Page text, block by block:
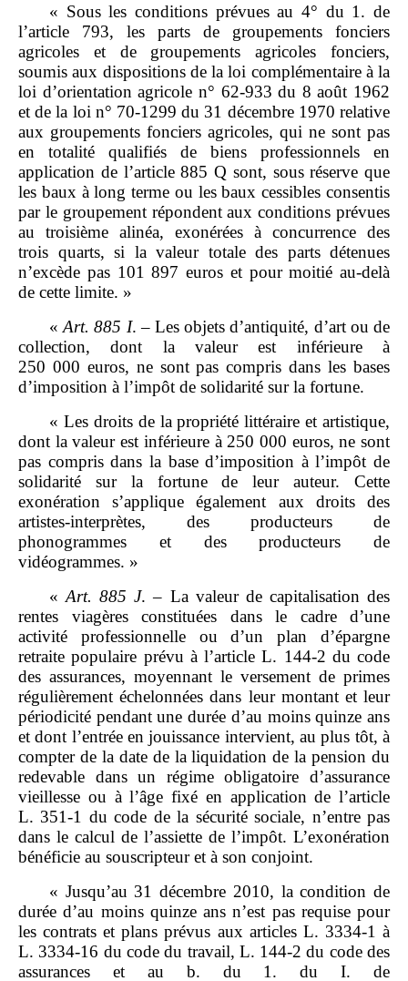
« Sous les conditions prévues au 4° du 1. de
l’article 793, les parts de groupements fonciers
agricoles et de groupements agricoles fonciers,
soumis aux dispositions de la loi complémentaire à la
loi d’orientation agricole n° 62‑933 du 8 août 1962
et de la loi n° 70‑1299 du 31 décembre 1970 relative
aux groupements fonciers agricoles, qui ne sont pas
en totalité qualifiés de biens professionnels en
application de l’article 885 Q sont, sous réserve que
les baux à long terme ou les baux cessibles consentis
par le groupement répondent aux conditions prévues
au troisième alinéa, exonérées à concurrence des
trois quarts, si la valeur totale des parts détenues
n’excède pas 101 897 euros et pour moitié au‑delà
de cette limite. »
«Art. 885 I. – Les objets d’antiquité, d’art ou de
collection, dont la valeur est inférieure à
250 000 euros, ne sont pas compris dans les bases
d’imposition à l’impôt de solidarité sur la fortune.
« Les droits de la propriété littéraire et artistique,
dont la valeur est inférieure à 250 000 euros, ne sont
pas compris dans la base d’imposition à l’impôt de
solidarité sur la fortune de leur auteur. Cette
exonération s’applique également aux droits des
artistes‑interprètes, des producteurs de
phonogrammes et des producteurs de
vidéogrammes. »
«Art. 885 J. – La valeur de capitalisation des
rentes viagères constituées dans le cadre d’une
activité professionnelle ou d’un plan d’épargne
retraite populaire prévu à l’article L. 144‑2 du code
des assurances, moyennant le versement de primes
régulièrement échelonnées dans leur montant et leur
périodicité pendant une durée d’au moins quinze ans
et dont l’entrée en jouissance intervient, au plus tôt, à
compter de la date de la liquidation de la pension du
redevable dans un régime obligatoire d’assurance
vieillesse ou à l’âge fixé en application de l’article
L. 351‑1 du code de la sécurité sociale, n’entre pas
dans le calcul de l’assiette de l’impôt. L’exonération
bénéficie au souscripteur et à son conjoint.
« Jusqu’au 31 décembre 2010, la condition de
durée d’au moins quinze ans n’est pas requise pour
les contrats et plans prévus aux articles L. 3334‑1 à
L. 3334‑16 du code du travail, L. 144‑2 du code des
assurances et au b. du 1. du I. de